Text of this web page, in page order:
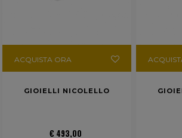
ACQUISTA ORA
GIOIELLI NICOLELLO
€ 493,00